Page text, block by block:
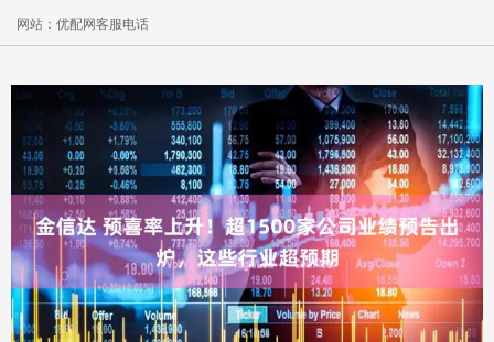
网站：优配网客服电话